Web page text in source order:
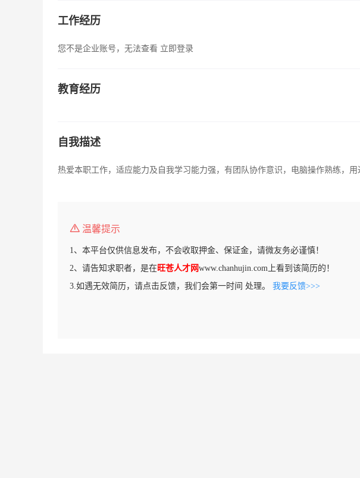
工作经历
您不是企业账号，无法查看 立即登录
教育经历
自我描述
热爱本职工作，适应能力及自我学习能力强，有团队协作意识，电脑操作熟练，用
温馨提示
1、本平台仅供信息发布，不会收取押金、保证金，请微友务必谨慎！
2、请告知求职者，是在旺苍人才网www.chanhujin.com上看到该简历的！
3.如遇无效简历，请点击反馈，我们会第一时间 处理。 我要反馈>>>